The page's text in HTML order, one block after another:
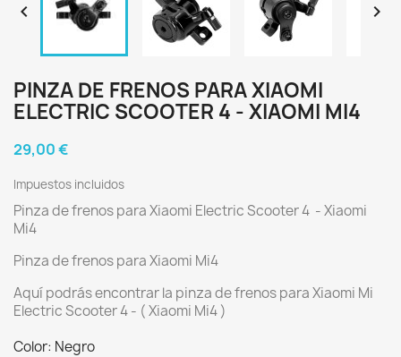
 
PINZA DE FRENOS PARA XIAOMI
ELECTRIC SCOOTER 4 - XIAOMI MI4
29,00 €
Impuestos incluidos
Pinza de frenos para Xiaomi Electric Scooter 4 - Xiaomi
Mi4
Pinza de frenos para Xiaomi Mi4
Aquí podrás encontrar la pinza de frenos para Xiaomi Mi
Electric Scooter 4 - ( Xiaomi Mi4 )
Color: Negro